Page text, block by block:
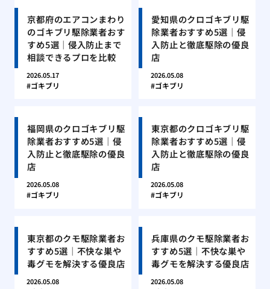
京都府のエアコンまわり
のゴキブリ駆除業者おす
すめ5選｜侵入防止まで
相談できるプロを比較
2026.05.17
ゴキブリ
愛知県のクロゴキブリ駆
除業者おすすめ5選｜侵
入防止と徹底駆除の優良
店
2026.05.08
ゴキブリ
福岡県のクロゴキブリ駆
除業者おすすめ5選｜侵
入防止と徹底駆除の優良
店
2026.05.08
ゴキブリ
東京都のクロゴキブリ駆
除業者おすすめ5選｜侵
入防止と徹底駆除の優良
店
2026.05.08
ゴキブリ
東京都のクモ駆除業者お
すすめ5選｜不快な巣や
毒グモを解決する優良店
2026.05.08
兵庫県のクモ駆除業者お
すすめ5選｜不快な巣や
毒グモを解決する優良店
2026.05.08